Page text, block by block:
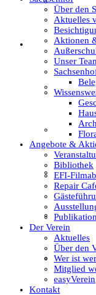
Sachsenhof
Über den
Aktuelles
Aktionen
Über den
Aktuelles
Aktionen
Unser
Angebote &
Bibliothek
EFI-
Repair
Der Verein
Aktuelles
Über den
Wer ist wer
Mitglied
easyVerein
Kontakt